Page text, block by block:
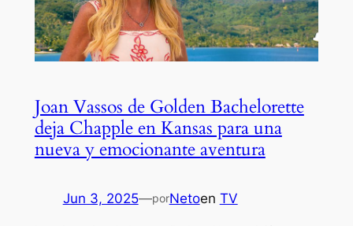
Joan Vassos de Golden Bachelorette
deja Chapple en Kansas para una
nueva y emocionante aventura
Jun 3, 2025—porNetoen TV